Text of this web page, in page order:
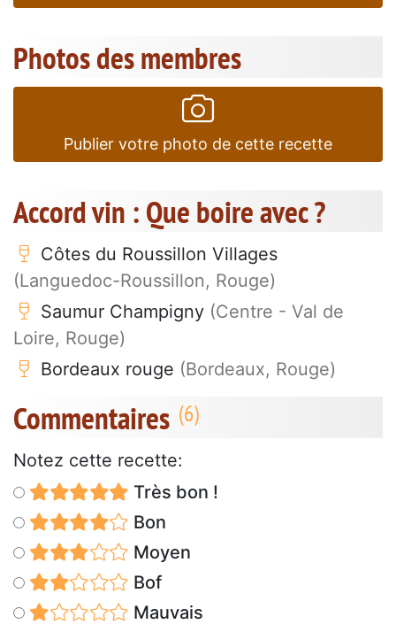
Photos des membres
Publier votre photo de cette recette
Accord vin : Que boire avec ?
Côtes du Roussillon Villages
(Languedoc-Roussillon, Rouge)
Saumur Champigny (Centre - Val de
Loire, Rouge)
Bordeaux rouge (Bordeaux, Rouge)
Commentaires
Notez cette recette:
Très bon !
Bon
Moyen
Bof
Mauvais